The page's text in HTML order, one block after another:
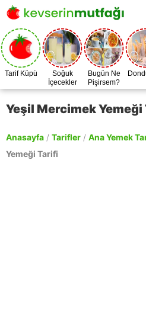
Tarif Küpü
Soğuk
İçecekler
Bugün Ne
Pişirsem?
Yeşil Mercimek
Anasayfa / Tarifler / Ana Yemek
Yemeği Tarifi